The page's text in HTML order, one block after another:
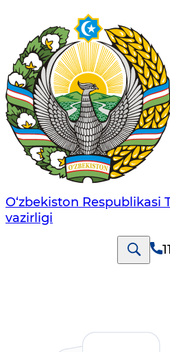
O‘zbеkistоn Rеspublikаsi
vаzirligi